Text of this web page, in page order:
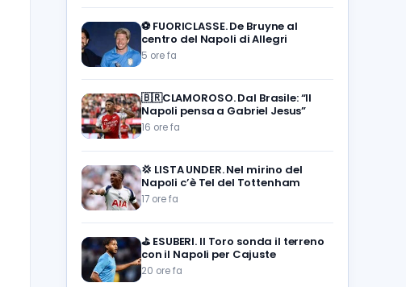
⚽️ FUORICLASSE. De Bruyne al
centro del Napoli di Allegri
5 ore fa
🇧🇷CLAMOROSO. Dal Brasile: “Il
Napoli pensa a Gabriel Jesus”
16 ore fa
💢 LISTA UNDER. Nel mirino del
Napoli c’è Tel del Tottenham
17 ore fa
⛳ ESUBERI. Il Toro sonda il terreno
con il Napoli per Cajuste
20 ore fa